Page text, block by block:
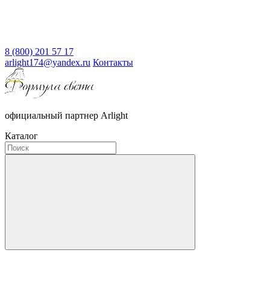
8 (800) 201 57 17
arlight174@yandex.ru Контакты
официальный партнер Arlight
Каталог